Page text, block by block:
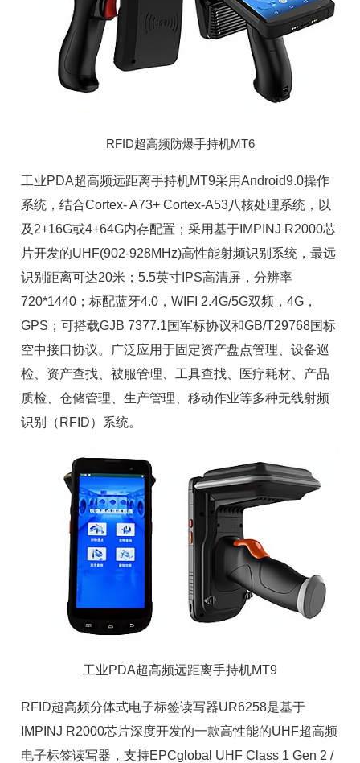
RFID超高频防爆手持机MT6
工业PDA超高频远距离手持机MT9采用Android9.0操作
系统，结合Cortex- A73+ Cortex-A53八核处理系统，以
及2+16G或4+64G内存配置；采用基于IMPINJ R2000芯
片开发的UHF(902-928MHz)高性能射频识别系统，最远
识别距离可达20米；5.5英寸IPS高清屏，分辨率
720*1440；标配蓝牙4.0，WIFI 2.4G/5G双频，4G，
GPS；可搭载GJB 7377.1国军标协议和GB/T29768国标
空中接口协议。广泛应用于固定资产盘点管理、设备巡
检、资产查找、 被服管理 、工具查找、 医疗耗材 、产品
质检、仓储管理、生产管理、移动作业等多种无线射频
识别（RFID）系统。
工业PDA超高频远距离手持机MT9
RFID超高频分体式电子标签读写器UR6258是基于
IMPINJ R2000芯片深度开发的一款高性能的UHF超高频
电子标签读写器 ，支持EPCglobal UHF Class 1 Gen 2 /